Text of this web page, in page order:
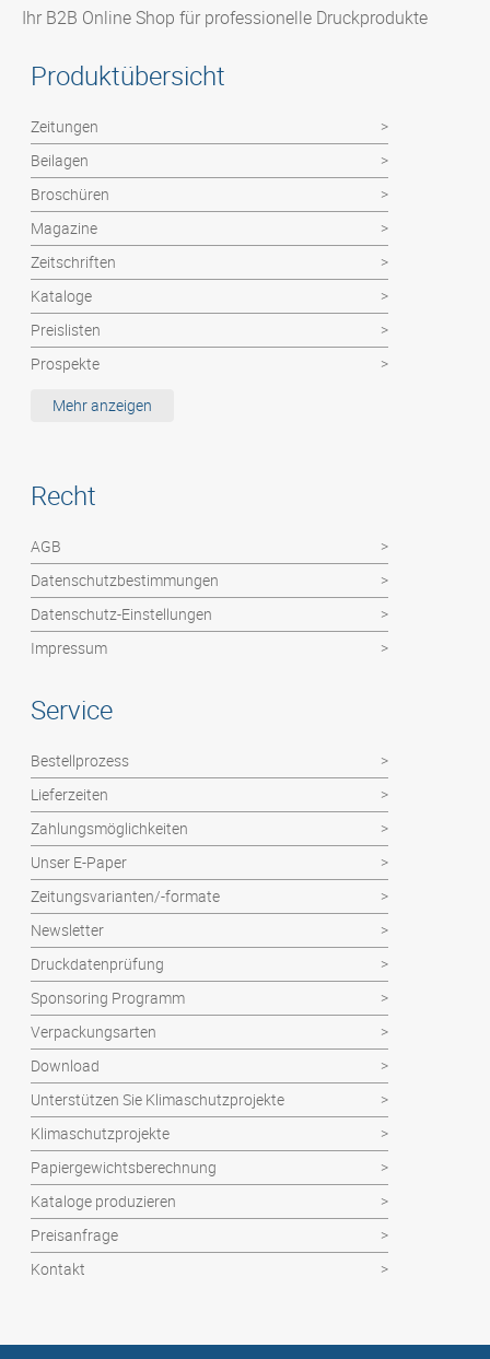
Ihr B2B Online Shop für professionelle Druckprodukte
Produktübersicht
Zeitungen
Beilagen
Broschüren
Magazine
Zeitschriften
Kataloge
Preislisten
Prospekte
Etiketten / MemoStick®
Kalender
Flyer / Poster / Einzelblätter
Faltblätter
Mehr anzeigen
Recht
AGB
Datenschutzbestimmungen
Datenschutz-Einstellungen
Impressum
Service
Bestellprozess
Lieferzeiten
Zahlungsmöglichkeiten
Unser E-Paper
Zeitungsvarianten/-formate
Newsletter
Druckdatenprüfung
Sponsoring Programm
Verpackungsarten
Download
Unterstützen Sie Klimaschutzprojekte
Klimaschutzprojekte
Papiergewichtsberechnung
Kataloge produzieren
Preisanfrage
Kontakt